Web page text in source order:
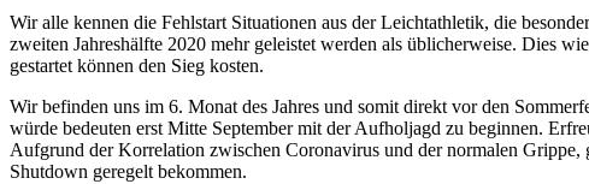
Wir alle kennen die Fehlstart Situationen aus der Leichtathletik, die
zweiten Jahreshälfte 2020 mehr geleistet werden als üblicherweise. Dies
gestartet können den Sieg kosten.
Wir befinden uns im 6. Monat des Jahres und somit direkt vor den
würde bedeuten erst Mitte September mit der Aufholjagd zu beginnen.
Aufgrund der Korrelation zwischen Coronavirus und der normalen Grippe,
Shutdown geregelt bekommen.